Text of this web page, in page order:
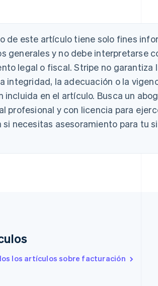
de este artículo tiene solo fines
generales y no debe interpretarse
legal o fiscal. Stripe no garantiza
integridad, la adecuación o la
incluida en el artículo. Busca un
profesional y con licencia para
si necesitas asesoramiento para tu
los artículos sobre facturación